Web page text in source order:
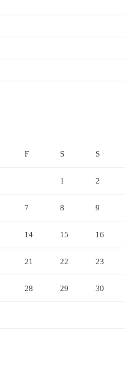
F S S
1 2
7 8 9
14 15 16
21 22 23
28 29 30